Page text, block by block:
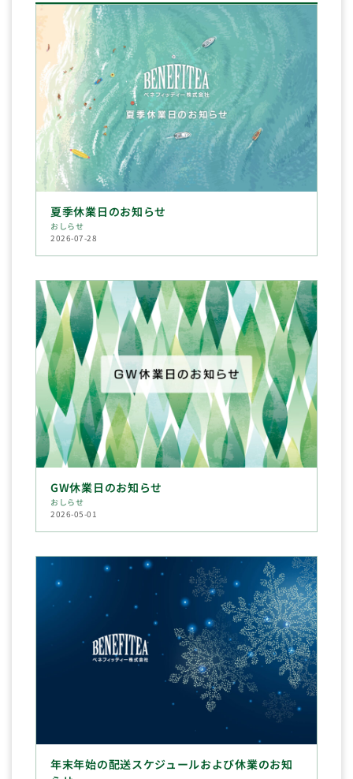
夏季休業日のお知らせ
おしらせ
2026-07-28
GW休業日のお知らせ
おしらせ
2026-05-01
年末年始の配送スケジュールおよび休業のお知